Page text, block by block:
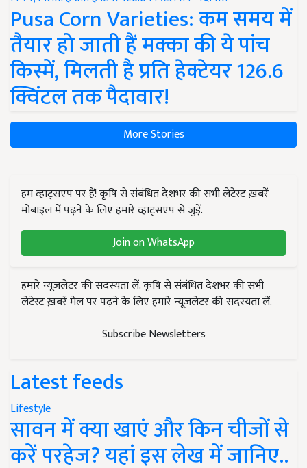
Pusa Corn Varieties: कम समय में
तैयार हो जाती हैं मक्का की ये पांच
किस्में, मिलती है प्रति हेक्टेयर 126.6
क्विंटल तक पैदावार!
More Stories
हम व्हाट्सएप पर हैं! कृषि से संबंधित देशभर की सभी लेटेस्ट ख़बरें
मोबाइल में पढ़ने के लिए हमारे व्हाट्सएप से जुड़ें.
Join on WhatsApp
हमारे न्यूज़लेटर की सदस्यता लें. कृषि से संबंधित देशभर की सभी
लेटेस्ट ख़बरें मेल पर पढ़ने के लिए हमारे न्यूज़लेटर की सदस्यता लें.
Subscribe Newsletters
Latest feeds
Lifestyle
सावन में क्या खाएं और किन चीजों से
करें परहेज? यहां इस लेख में जानिए..